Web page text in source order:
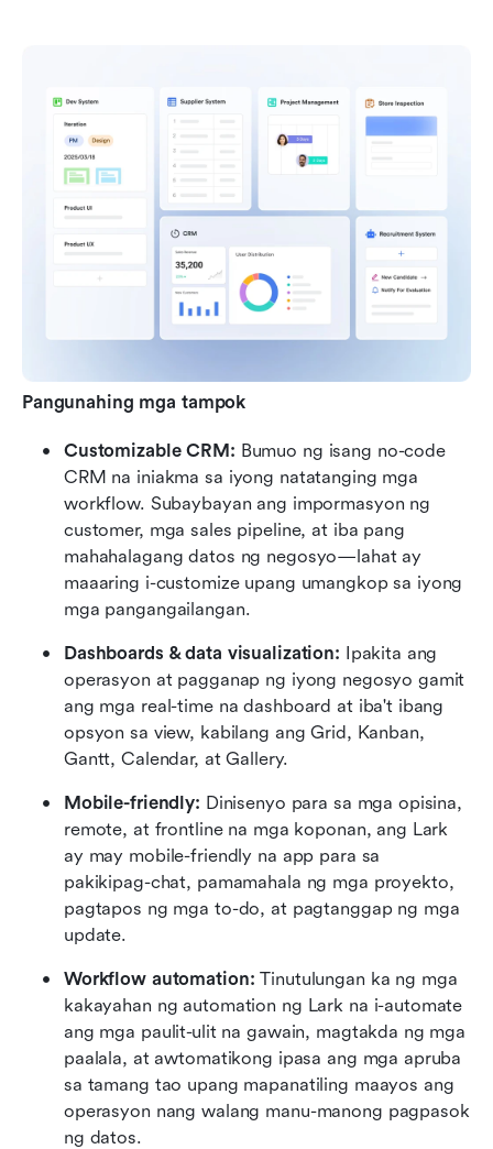
Pangunahing mga tampok
Customizable CRM: Bumuo ng isang no-code
CRM na iniakma sa iyong natatanging mga
workflow. Subaybayan ang impormasyon ng
customer, mga sales pipeline, at iba pang
mahahalagang datos ng negosyo—lahat ay
maaaring i-customize upang umangkop sa iyong
mga pangangailangan.
Dashboards & data visualization: Ipakita ang
operasyon at pagganap ng iyong negosyo gamit
ang mga real-time na dashboard at iba't ibang
opsyon sa view, kabilang ang Grid, Kanban,
Gantt, Calendar, at Gallery.
Mobile-friendly: Dinisenyo para sa mga opisina,
remote, at frontline na mga koponan, ang Lark
ay may mobile-friendly na app para sa
pakikipag-chat, pamamahala ng mga proyekto,
pagtapos ng mga to-do, at pagtanggap ng mga
update.
Workflow automation: Tinutulungan ka ng mga
kakayahan ng automation ng Lark na i-automate
ang mga paulit-ulit na gawain, magtakda ng mga
paalala, at awtomatikong ipasa ang mga apruba
sa tamang tao upang mapanatiling maayos ang
operasyon nang walang manu-manong pagpasok
ng datos.